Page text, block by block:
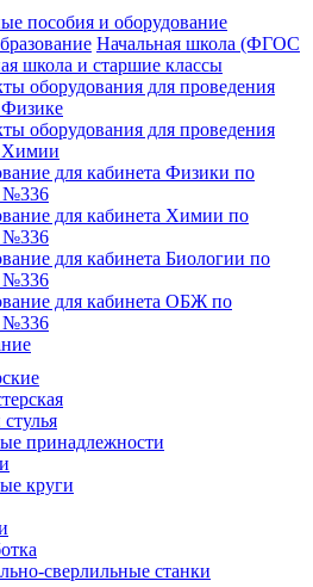
пособия и оборудование
Начальная школа (ФГОС
школа и старшие классы
оборудования для проведения
оборудования для проведения
для кабинета Физики по
№336
для кабинета Химии по
№336
для кабинета Биологии по
№336
для кабинета ОБЖ по
№336
принадлежности
круги
сверлильные станки